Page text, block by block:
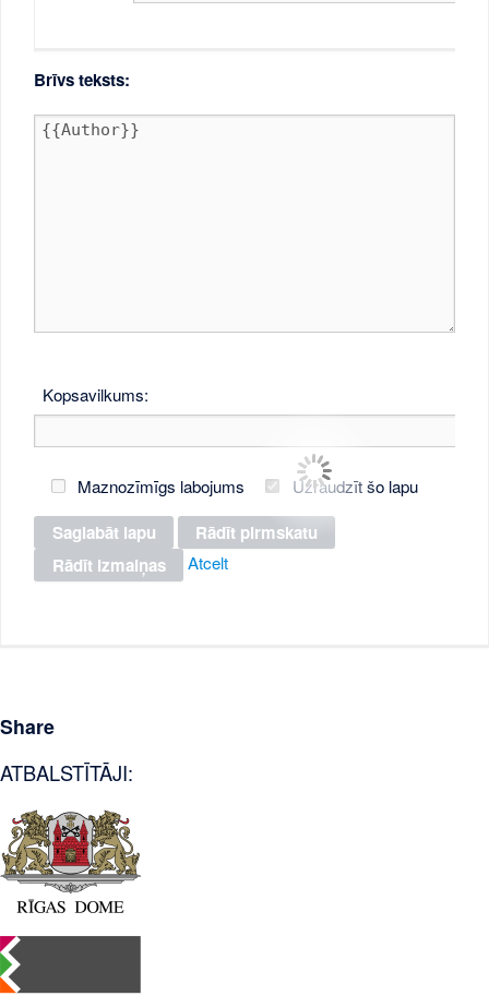
Brīvs teksts:
Kopsavilkums:
Maznozīmīgs labojums Uzraudzīt šo lapu
Atcelt
Share
ATBALSTĪTĀJI: